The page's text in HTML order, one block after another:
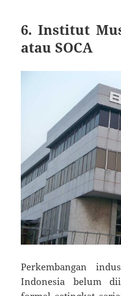
6. Institut
atau SOCA
Perkembangan
Indonesia belum